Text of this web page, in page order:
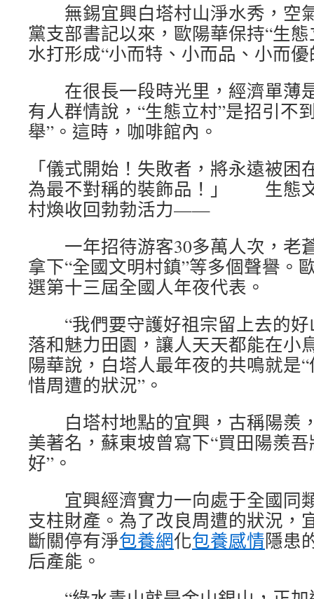
無錫宜興白塔村山淨水秀，空
黨支部書記以來，歐陽華保持“生
水打形成“小而特、小而品、小而
在很長一段時光里，經濟單薄
有人群情說，“生態立村”是招引不
舉”。這時，咖啡館內。
「儀式開始！失敗者，將永遠被困
為最不對稱的裝飾品！」 生態
村煥收回勃勃活力——
一年招待游客30多萬人次，老
拿下“全國文明村鎮”等多個聲譽。
選第十三屆全國人年夜代表。
“我們要守護好祖宗留上去的好
落和魅力田園，讓人天天都能在小
陽華說，白塔人最年夜的共鳴就是
惜周遭的狀況”。
白塔村地點的宜興，古稱陽羨
美著名，蘇東坡曾寫下“買田陽羨
好”。
宜興經濟實力一向處于全國同
支柱財產。為了改良周遭的狀況，
斷關停有淨包養網化包養感情隱患
后產能。